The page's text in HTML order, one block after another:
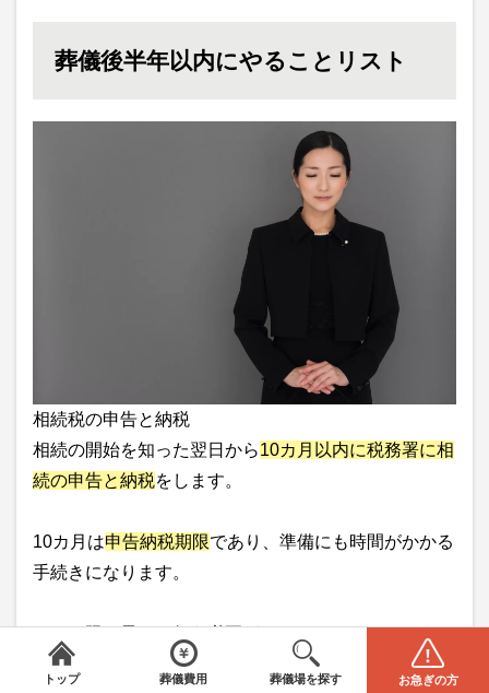
葬儀後半年以内にやることリスト
相続税の申告と納税
相続の開始を知った翌日から10カ月以内に税務署に相
続の申告と納税をします。
10カ月は申告納税期限であり、準備にも時間がかかる
手続きになります。
できる限り早めに行う必要があります。
スポンサーリンク
トップ 葬儀費用 葬儀場を探す
全国から葬儀場を探す
お急ぎの方
みんなが選んだお葬式 は葬儀場・葬儀社をご案内／
電話をかける(無料) 資料請求